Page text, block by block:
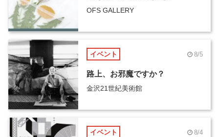
OFS GALLERY
イベント 8/5
路上、お邪魔ですか？
金沢21世紀美術館
イベント 8/4